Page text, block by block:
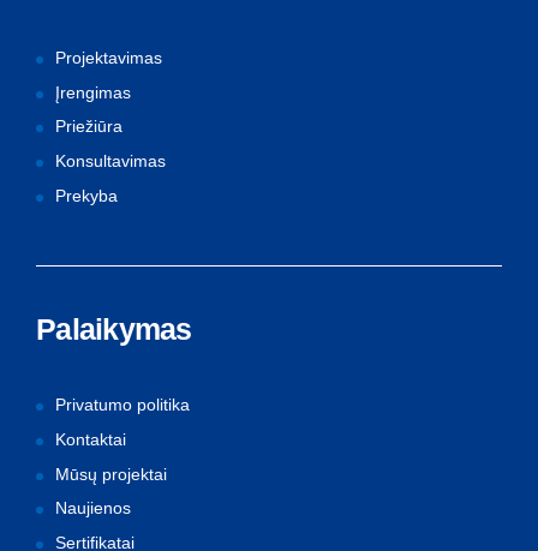
Projektavimas
Įrengimas
Priežiūra
Konsultavimas
Prekyba
Palaikymas
Privatumo politika
Kontaktai
Mūsų projektai
Naujienos
Sertifikatai